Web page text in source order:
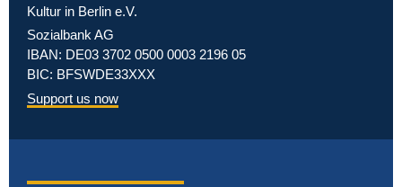
Kultur in Berlin e.V.
Sozialbank AG
IBAN: DE03 3702 0500 0003 2196 05
BIC: BFSWDE33XXX
Support us now